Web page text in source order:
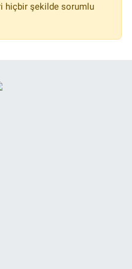
hiçbir şekilde sorumlu